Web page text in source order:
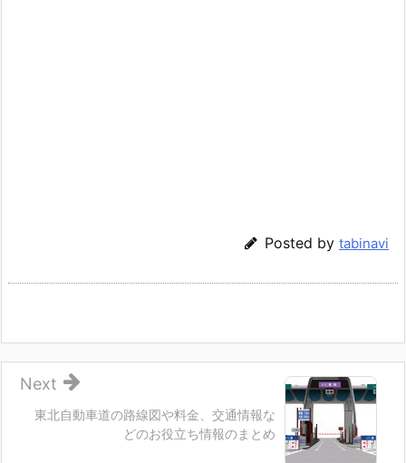
Posted by tabinavi
東北自動車道の路線図や料金、交通情報な
どのお役立ち情報のまとめ
Next